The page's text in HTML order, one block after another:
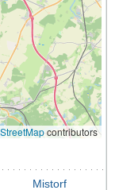
contributors
Mistorf